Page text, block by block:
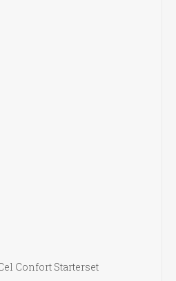
Confort Starterset